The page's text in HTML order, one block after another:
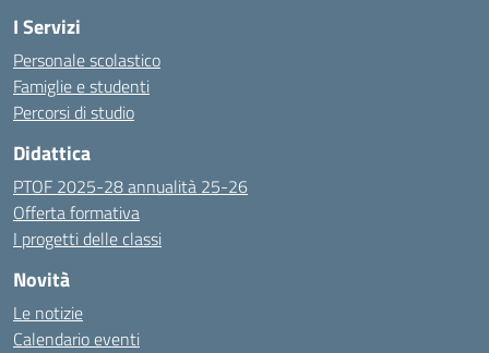
I Servizi
Personale scolastico
Famiglie e studenti
Percorsi di studio
Didattica
PTOF 2025-28 annualità 25-26
Offerta formativa
I progetti delle classi
Novità
Le notizie
Calendario eventi